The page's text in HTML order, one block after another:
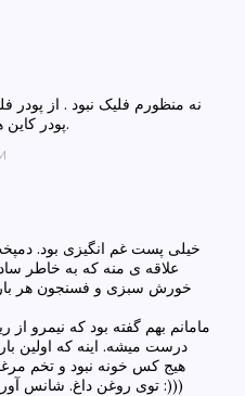
نه منظورم فلیک نبود . از پودر
پودر کاین هم نباشه موردی نیست.
خیلی پست غم انگیزی بود.
علاقه ی منه که به خاطر
خورش سبزی و فسنجون هر بار
مامانم بهم گفته بود که نیمرو
درست میشه. اینه که اولین
هیج کس خونه نبود و تخم
توی روغن داغ. شانس آوردم چیزی آتیش نگرفت :)))